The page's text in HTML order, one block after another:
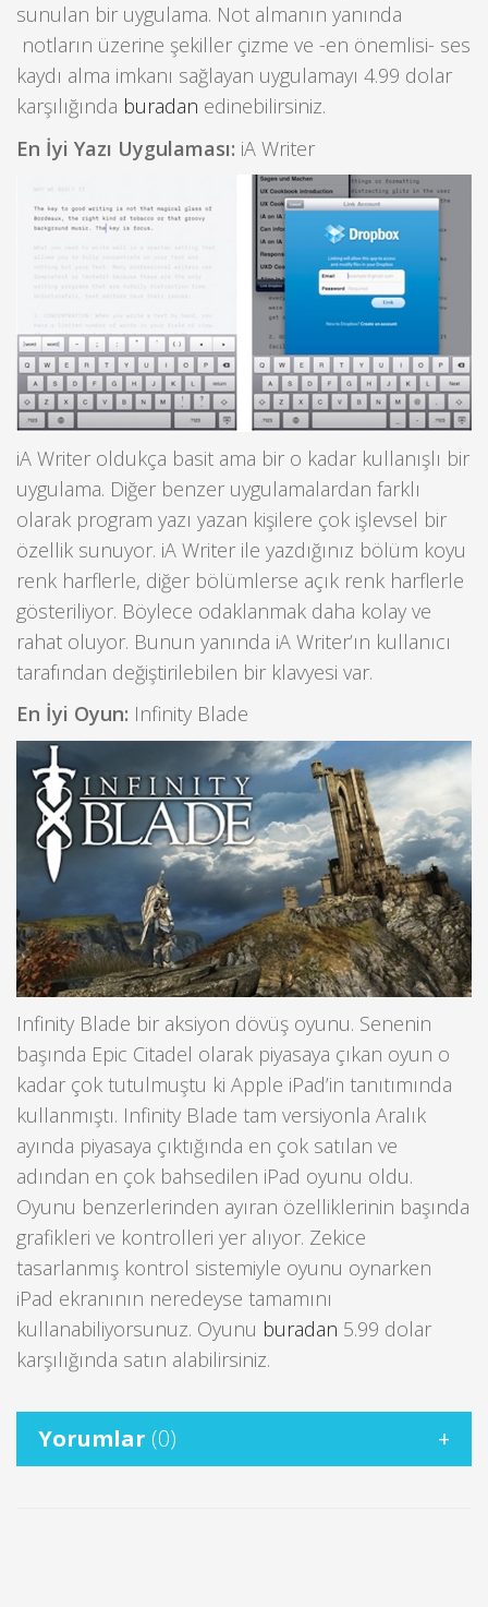
sunulan bir uygulama. Not almanın yanında
notların üzerine şekiller çizme ve -en önemlisi- ses
kaydı alma imkanı sağlayan uygulamayı 4.99 dolar
karşılığında buradan edinebilirsiniz.
En İyi Yazı Uygulaması: iA Writer
iA Writer oldukça basit ama bir o kadar kullanışlı bir
uygulama. Diğer benzer uygulamalardan farklı
olarak program yazı yazan kişilere çok işlevsel bir
özellik sunuyor. iA Writer ile yazdığınız bölüm koyu
renk harflerle, diğer bölümlerse açık renk harflerle
gösteriliyor. Böylece odaklanmak daha kolay ve
rahat oluyor. Bunun yanında iA Writer’ın kullanıcı
tarafından değiştirilebilen bir klavyesi var.
En İyi Oyun: Infinity Blade
Infinity Blade bir aksiyon dövüş oyunu. Senenin
başında Epic Citadel olarak piyasaya çıkan oyun o
kadar çok tutulmuştu ki Apple iPad’in tanıtımında
kullanmıştı. Infinity Blade tam versiyonla Aralık
ayında piyasaya çıktığında en çok satılan ve
adından en çok bahsedilen iPad oyunu oldu.
Oyunu benzerlerinden ayıran özelliklerinin başında
grafikleri ve kontrolleri yer alıyor. Zekice
tasarlanmış kontrol sistemiyle oyunu oynarken
iPad ekranının neredeyse tamamını
kullanabiliyorsunuz. Oyunu buradan 5.99 dolar
karşılığında satın alabilirsiniz.
Yorumlar (0)